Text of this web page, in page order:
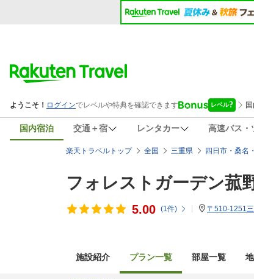
国内宿泊 交通＋宿 レンタカー 高速バス・
楽天トラベルトップ 全国 三重県 四日市・桑名
フォレストガーデン菰
5.00 (1件) 〒510-1251
施設紹介 プラン一覧 部屋一覧